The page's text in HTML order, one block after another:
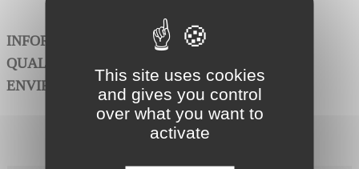
INFORMATION PRODUIT RELATIVE AUX
QUALITÉS ET CARACTÉRISTIQUES
ENVIRONNEMENTALES :Néant
This site uses cookies
and gives you control
over what you want to
activate